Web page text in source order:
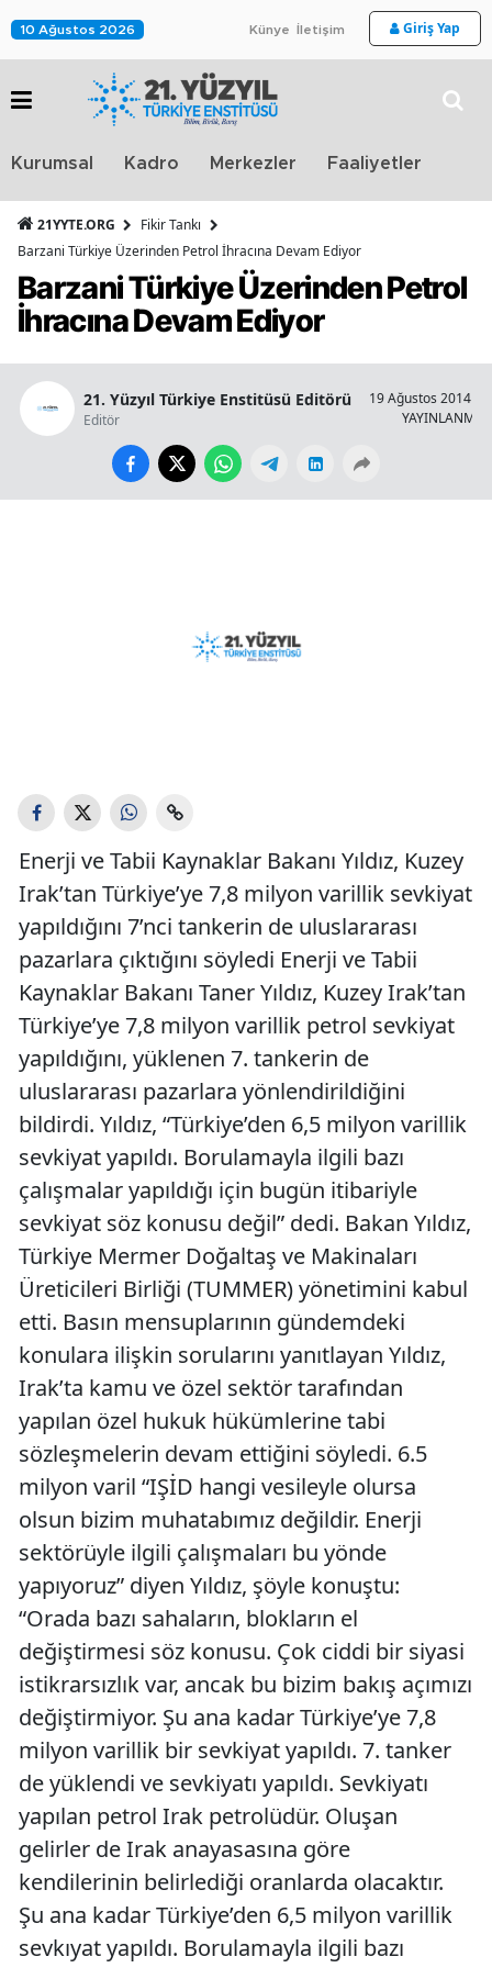
10 Ağustos 2026 Künye İletişim Giriş Yap
Kurumsal Kadro Merkezler Faaliyetler
21YYTE.ORG
Fikir Tankı
Barzani Türkiye Üzerinden Petrol İhracına Devam Ediyor
Barzani Türkiye Üzerinden Petrol
İhracına Devam Ediyor
21. Yüzyıl Türkiye Enstitüsü Editörü
Editör
19 Ağustos 2014 -
YAYINLANMA
Enerji ve Tabii Kaynaklar Bakanı Yıldız, Kuzey
Irak’tan Türkiye’ye 7,8 milyon varillik sevkiyat
yapıldığını 7’nci tankerin de uluslararası
pazarlara çıktığını söyledi Enerji ve Tabii
Kaynaklar Bakanı Taner Yıldız, Kuzey Irak’tan
Türkiye’ye 7,8 milyon varillik petrol sevkiyat
yapıldığını, yüklenen 7. tankerin de
uluslararası pazarlara yönlendirildiğini
bildirdi. Yıldız, “Türkiye’den 6,5 milyon varillik
sevkiyat yapıldı. Borulamayla ilgili bazı
çalışmalar yapıldığı için bugün itibariyle
sevkiyat söz konusu değil” dedi. Bakan Yıldız,
Türkiye Mermer Doğaltaş ve Makinaları
Üreticileri Birliği (TUMMER) yönetimini kabul
etti. Basın mensuplarının gündemdeki
konulara ilişkin sorularını yanıtlayan Yıldız,
Irak’ta kamu ve özel sektör tarafından
yapılan özel hukuk hükümlerine tabi
sözleşmelerin devam ettiğini söyledi. 6.5
milyon varil “IŞİD hangi vesileyle olursa
olsun bizim muhatabımız değildir. Enerji
sektörüyle ilgili çalışmaları bu yönde
yapıyoruz” diyen Yıldız, şöyle konuştu:
“Orada bazı sahaların, blokların el
değiştirmesi söz konusu. Çok ciddi bir siyasi
istikrarsızlık var, ancak bu bizim bakış açımızı
değiştirmiyor. Şu ana kadar Türkiye’ye 7,8
milyon varillik bir sevkiyat yapıldı. 7. tanker
de yüklendi ve sevkiyatı yapıldı. Sevkiyatı
yapılan petrol Irak petrolüdür. Oluşan
gelirler de Irak anayasasına göre
kendilerinin belirlediği oranlarda olacaktır.
Şu ana kadar Türkiye’den 6,5 milyon varillik
sevkıyat yapıldı. Borulamayla ilgili bazı